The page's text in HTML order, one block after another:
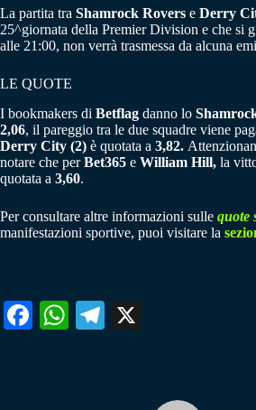
La partita tra Shamrock Rovers e Derry
25^giornata della Premier Division e che si
alle 21:00, non verrà trasmessa da alcuna
LE QUOTE
I bookmakers di Betflag danno lo
2,06, il pareggio tra le due squadre viene
Derry City (2) è quotata a 3,82.
notare che perBet365 e William Hill, la
quotata a 3,60.
Per consultare altre informazioni sulle quote
manifestazioni sportive, puoi visitare la
Fa W
Te